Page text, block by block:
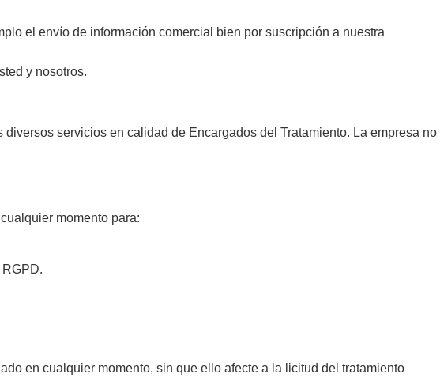
el envío de información comercial bien por suscripción a nuestra
y nosotros.
servicios en calidad de Encargados del Tratamiento. La empresa no
momento para:
en cualquier momento, sin que ello afecte a la licitud del tratamiento